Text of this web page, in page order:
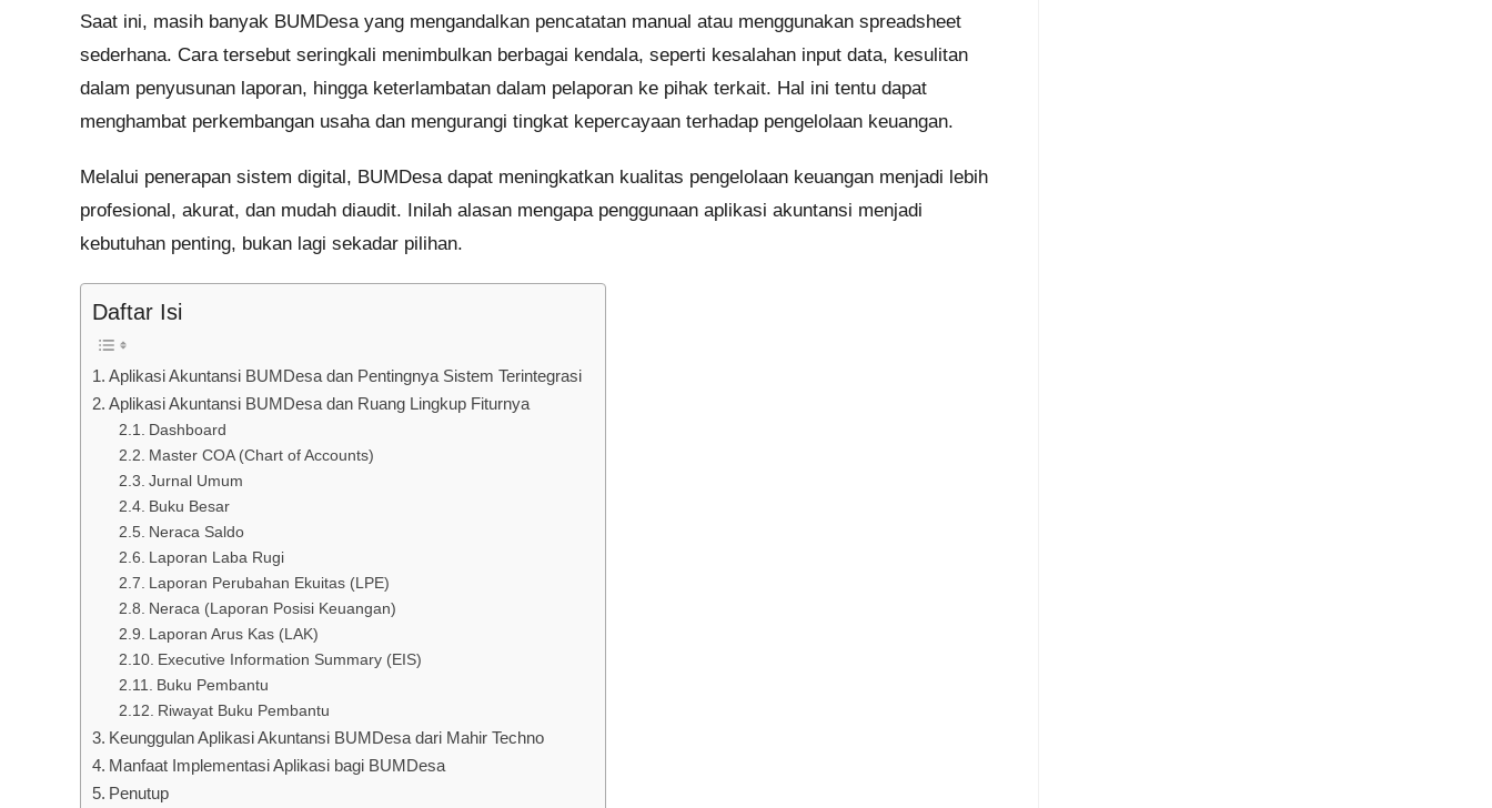
Saat ini, masih banyak BUMDesa yang mengandalkan pencatatan manual atau menggunakan spreadsheet
sederhana. Cara tersebut seringkali menimbulkan berbagai kendala, seperti kesalahan input data, kesulitan
dalam penyusunan laporan, hingga keterlambatan dalam pelaporan ke pihak terkait. Hal ini tentu dapat
menghambat perkembangan usaha dan mengurangi tingkat kepercayaan terhadap pengelolaan keuangan.
Melalui penerapan sistem digital, BUMDesa dapat meningkatkan kualitas pengelolaan keuangan menjadi lebih
profesional, akurat, dan mudah diaudit. Inilah alasan mengapa penggunaan aplikasi akuntansi menjadi
kebutuhan penting, bukan lagi sekadar pilihan.
Daftar Isi
Aplikasi Akuntansi BUMDesa dan Pentingnya Sistem Terintegrasi
Aplikasi Akuntansi BUMDesa dan Ruang Lingkup Fiturnya
Dashboard
Master COA (Chart of Accounts)
Jurnal Umum
Buku Besar
Neraca Saldo
Laporan Laba Rugi
Laporan Perubahan Ekuitas (LPE)
Neraca (Laporan Posisi Keuangan)
Laporan Arus Kas (LAK)
Executive Information Summary (EIS)
Buku Pembantu
Riwayat Buku Pembantu
Keunggulan Aplikasi Akuntansi BUMDesa dari Mahir Techno
Manfaat Implementasi Aplikasi bagi BUMDesa
Penutup